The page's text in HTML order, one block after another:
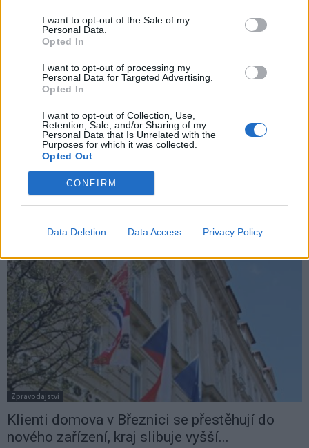
I want to opt-out of the Sale of my
Personal Data.
Opted In
I want to opt-out of processing my
Personal Data for Targeted Advertising.
Opted In
I want to opt-out of Collection, Use,
Retention, Sale, and/or Sharing of my
Personal Data that Is Unrelated with the
Purposes for which it was collected.
Opted Out
CONFIRM
Data Deletion Data Access Privacy Policy
Brdoviny 2026 jsou venku. Přinášejí tipy na
výlety i přehled akcí v regionu
Radek Ctibor - 15. 6. 2026
Nové vydání turistických novin Brdoviny 2026 je od tohoto týdne k
dispozici návštěvníkům i obyvatelům regionu. Publikace, kterou
každoročně vydává Turistická oblast Brdy a Podbrdsko, nabízí přehled
Podbrdska.
Zpravodajství
Klienti domova v Březnici se přestěhují do
nového zařízení, kraj slibuje vyšší...